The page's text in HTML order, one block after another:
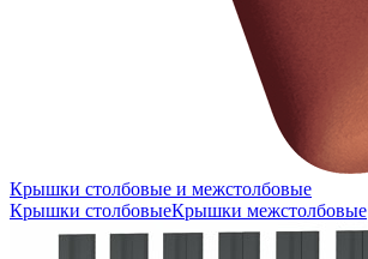
Крышки столбовые и межстолбовые
Крышки столбовыеКрышки межстолбовые